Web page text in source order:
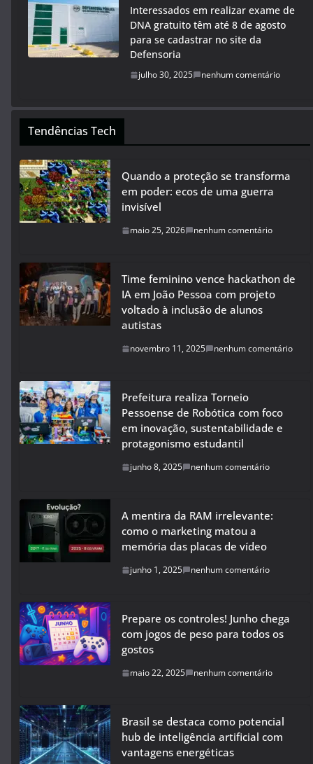
Interessados em realizar exame de
DNA gratuito têm até 8 de agosto
para se cadastrar no site da
Defensoria
julho 30, 2025 nenhum comentário
Tendências Tech
Quando a proteção se transforma
em poder: ecos de uma guerra
invisível
maio 25, 2026 nenhum comentário
Time feminino vence hackathon de
IA em João Pessoa com projeto
voltado à inclusão de alunos
autistas
novembro 11, 2025 nenhum comentário
Prefeitura realiza Torneio
Pessoense de Robótica com foco
em inovação, sustentabilidade e
protagonismo estudantil
junho 8, 2025 nenhum comentário
A mentira da RAM irrelevante:
como o marketing matou a
memória das placas de vídeo
junho 1, 2025 nenhum comentário
Prepare os controles! Junho chega
com jogos de peso para todos os
gostos
maio 22, 2025 nenhum comentário
Brasil se destaca como potencial
hub de inteligência artificial com
vantagens energéticas